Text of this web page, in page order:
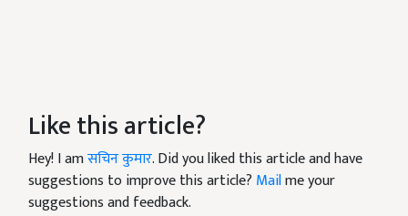
Like this article?
Hey! I amसचिन कुमार. Did you liked this article and have
suggestions to improve this article? Mailme your
suggestions and feedback.